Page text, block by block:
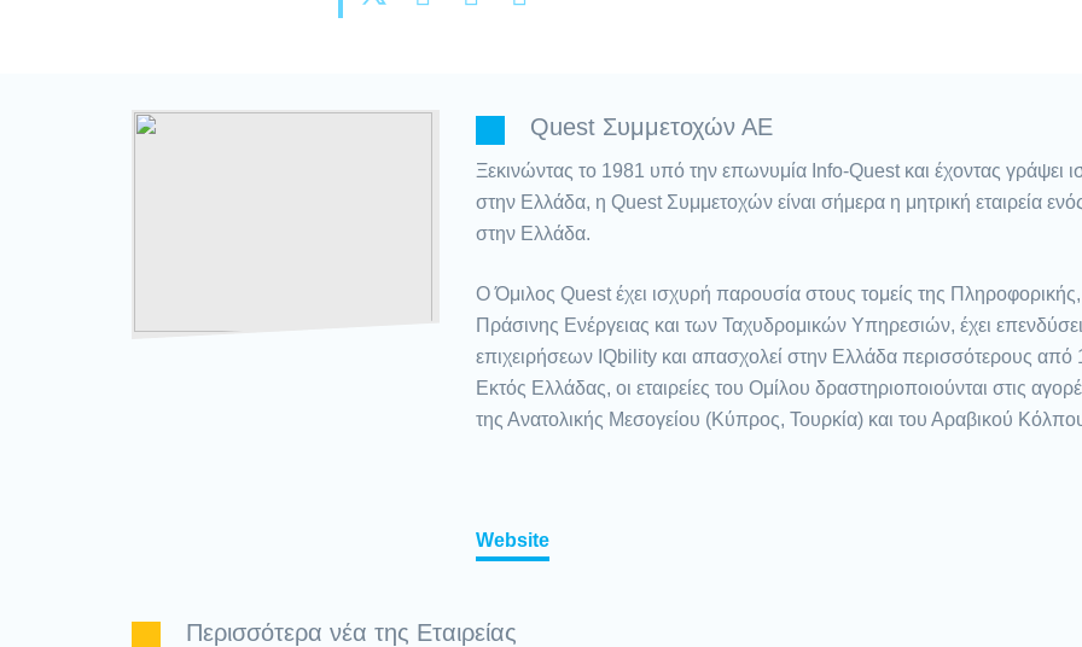
Quest Συμμετοχών ΑΕ
Ξεκινώντας το 1981 υπό την επωνυμία Info-Quest και έχοντας γράψει
στην Ελλάδα, η Quest Συμμετοχών είναι σήμερα η μητρική εταιρεία
στην Ελλάδα.
Ο Όμιλος Quest έχει ισχυρή παρουσία στους τομείς της
Πράσινης Ενέργειας και των Ταχυδρομικών Υπηρεσιών, έχει
επιχειρήσεων IQbility και απασχολεί στην Ελλάδα περισσότερους από
Εκτός Ελλάδας, οι εταιρείες του Ομίλου δραστηριοποιούνται στις
της Ανατολικής Μεσογείου (Κύπρος, Τουρκία) και του Αραβικού
Website
Περισσότερα νέα της Εταιρείας